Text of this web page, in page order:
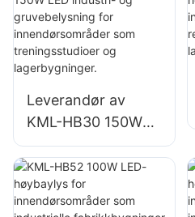
i fabrikker,
lagerbygninger osv.
Leverandør av
KML-HB30 150W
LED industri- og
gruvebelysning for
innendørsområder
som